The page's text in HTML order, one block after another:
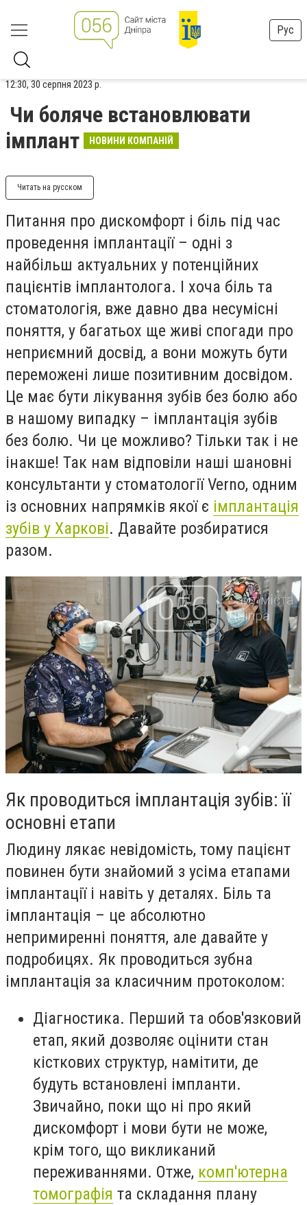
Рус
12:30, 30 серпня 2023 р.
Чи боляче встановлювати
імплант
НОВИНИ КОМПАНІЙ
Читать на русском
Питання про дискомфорт і біль під час
проведення імплантації – одні з
найбільш актуальних у потенційних
пацієнтів імплантолога. І хоча біль та
стоматологія, вже давно два несумісні
поняття, у багатьох ще живі спогади про
неприємний досвід, а вони можуть бути
переможені лише позитивним досвідом.
Це має бути лікування зубів без болю або
в нашому випадку – імплантація зубів
без болю. Чи це можливо? Тільки так і не
інакше! Так нам відповіли наші шановні
консультанти у стоматології Verno, одним
із основних напрямків якої є імплантація
зубів у Харкові. Давайте розбиратися
разом.
Як проводиться імплантація зубів: її
основні етапи
Людину лякає невідомість, тому пацієнт
повинен бути знайомий з усіма етапами
імплантації і навіть у деталях. Біль та
імплантація – це абсолютно
непримиренні поняття, але давайте у
подробицях. Як проводиться зубна
імплантація за класичним протоколом:
Діагностика. Перший та обов'язковий
етап, який дозволяє оцінити стан
кісткових структур, намітити, де
будуть встановлені імпланти.
Звичайно, поки що ні про який
дискомфорт і мови бути не може,
крім того, що викликаний
переживаннями. Отже, комп'ютерна
томографія та складання плану